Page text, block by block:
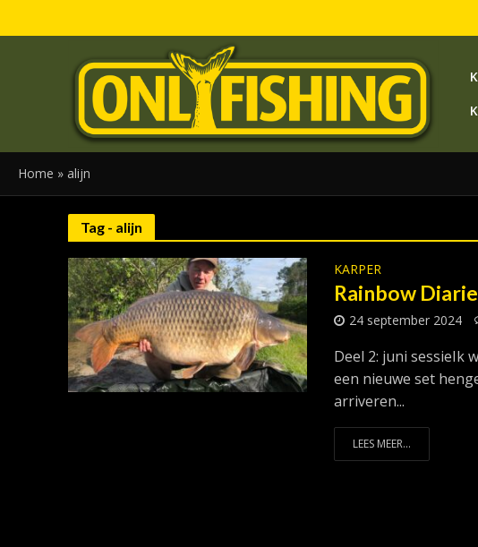
Home » alijn
Tag - alijn
KARPER
Rainbow
24 september 2024
Deel 2: juni sessieIk
een nieuwe set
arriveren...
LEES MEER...